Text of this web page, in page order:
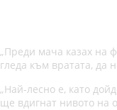
„Преди мача казах на
гледа към вратата, да
„Най-лесно е, като
ще вдигнат нивото на